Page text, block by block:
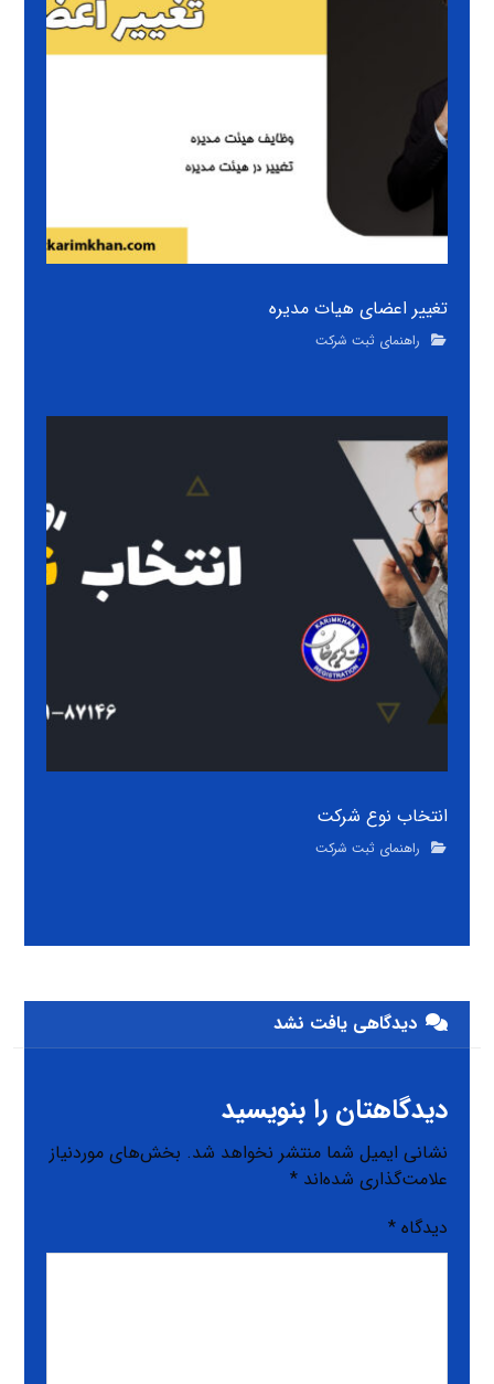
تغییر اعضای هیات مدیره
راهنمای ثبت شرکت
انتخاب نوع شرکت
راهنمای ثبت شرکت
دیدگاهی یافت نشد
دیدگاهتان را بنویسید
نشانی ایمیل شما منتشر نخواهد شد. بخش‌های موردنیاز
علامت‌گذاری شده‌اند*
دیدگاه*